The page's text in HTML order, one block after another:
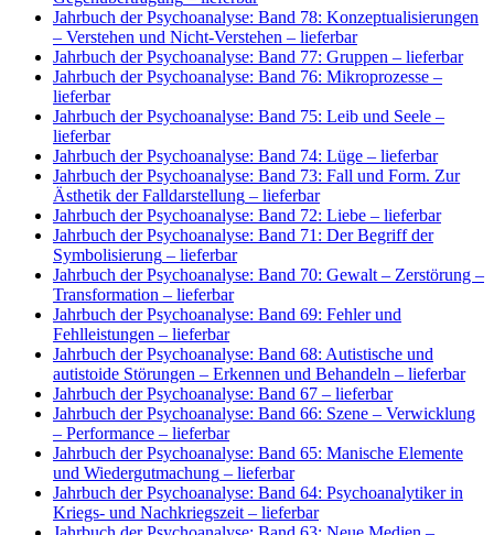
Jahrbuch der Psychoanalyse: Band 78: Konzeptualisierungen
– Verstehen und Nicht-Verstehen – lieferbar
Jahrbuch der Psychoanalyse: Band 77: Gruppen – lieferbar
Jahrbuch der Psychoanalyse: Band 76: Mikroprozesse –
lieferbar
Jahrbuch der Psychoanalyse: Band 75: Leib und Seele –
lieferbar
Jahrbuch der Psychoanalyse: Band 74: Lüge – lieferbar
Jahrbuch der Psychoanalyse: Band 73: Fall und Form. Zur
Ästhetik der Falldarstellung – lieferbar
Jahrbuch der Psychoanalyse: Band 72: Liebe – lieferbar
Jahrbuch der Psychoanalyse: Band 71: Der Begriff der
Symbolisierung – lieferbar
Jahrbuch der Psychoanalyse: Band 70: Gewalt – Zerstörung –
Transformation – lieferbar
Jahrbuch der Psychoanalyse: Band 69: Fehler und
Fehlleistungen – lieferbar
Jahrbuch der Psychoanalyse: Band 68: Autistische und
autistoide Störungen – Erkennen und Behandeln – lieferbar
Jahrbuch der Psychoanalyse: Band 67 – lieferbar
Jahrbuch der Psychoanalyse: Band 66: Szene – Verwicklung
– Performance – lieferbar
Jahrbuch der Psychoanalyse: Band 65: Manische Elemente
und Wiedergutmachung – lieferbar
Jahrbuch der Psychoanalyse: Band 64: Psychoanalytiker in
Kriegs- und Nachkriegszeit – lieferbar